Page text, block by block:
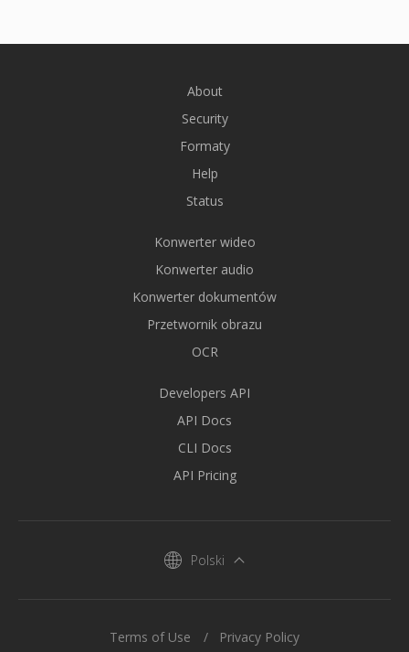
About
Security
Formaty
Help
Status
Konwerter wideo
Konwerter audio
Konwerter dokumentów
Przetwornik obrazu
OCR
Developers API
API Docs
CLI Docs
API Pricing
Polski
Terms of Use Privacy Policy